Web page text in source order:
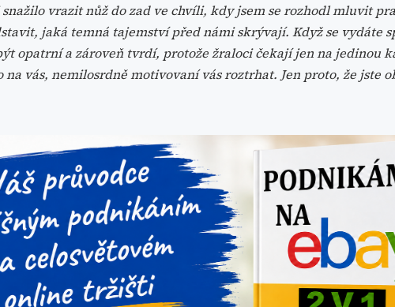
vrazit nůž do zad ve chvíli, kdy jsem se rozhodl mluvit
jaká temná tajemství před námi skrývají. Když se vydáte
opatrní a zároveň tvrdí, protože žraloci čekají jen na jedinou
na vás, nemilosrdně motivovaní vás roztrhat. Jen proto, že jste